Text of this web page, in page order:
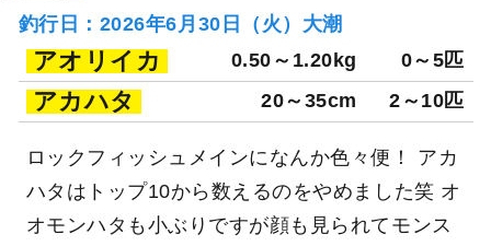
釣行日：2026年6月30日（火）大潮
アオリイカ 0.50～1.20kg 0～5匹
アカハタ 20～35cm 2～10匹
ロックフィッシュメインになんか色々便！ アカ
ハタはトップ10から数えるのをやめました笑 オ
オモンハタも小ぶりですが顔も見られてモンス